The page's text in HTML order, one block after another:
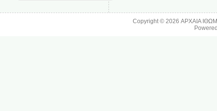
Copyright © 2026ΑΡΧΑΙΑ